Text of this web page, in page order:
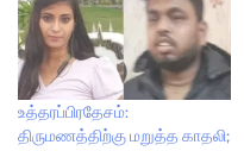
உத்தரப்பிரதேசம்:
திருமணத்திற்கு மறுத்த காதலி;